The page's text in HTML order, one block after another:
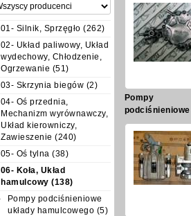
01- Silnik, Sprzęgło (262)
02- Układ paliwowy, Układ
wydechowy, Chłodzenie,
Ogrzewanie (51)
03- Skrzynia biegów (2)
04- Oś przednia,
Mechanizm wyrównawczy,
Układ kierowniczy,
Zawieszenie (240)
05- Oś tylna (38)
06- Koła, Układ
hamulcowy (138)
Pompy podciśnieniowe
układy hamulcowego (5)
Pompy
podciśnieniowe